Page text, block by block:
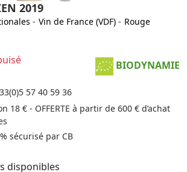
2019
- Vin de France (VDF) - Rouge
BIODYNAMIE
57 40 59 36
18 € - OFFERTE à partir de 600 € d’achat
sécurisé par CB
disponibles